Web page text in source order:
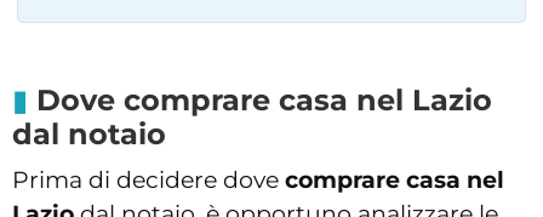
Dove comprare casa nel Lazio
dal notaio
Prima di decidere dove comprare casa nel